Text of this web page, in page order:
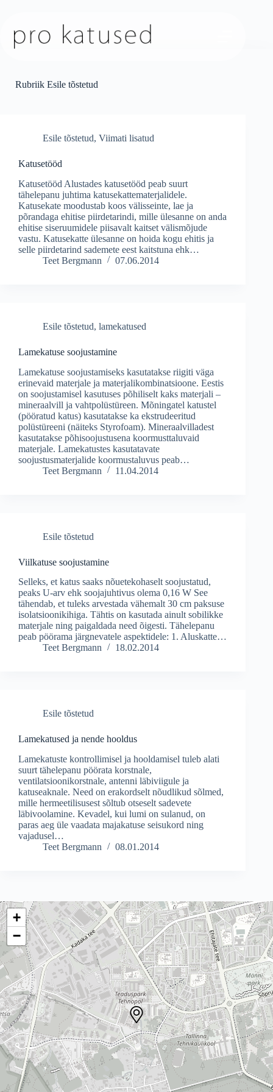
Rubriik Esile tõstetud
Esile tõstetud, Viimati lisatud
Katusetööd
Katusetööd Alustades katusetööd peab suurt
tähelepanu juhtima katusekattematerjalidele.
Katusekate moodustab koos välisseinte, lae ja
põrandaga ehitise piirdetarindi, mille ülesanne on anda
ehitise siseruumidele piisavalt kaitset välismõjude
vastu. Katusekatte ülesanne on hoida kogu ehitis ja
selle piirdetarind sademete eest kaitstuna ehk…
Teet Bergmann
07.06.2014
Esile tõstetud, lamekatused
Lamekatuse soojustamine
Lamekatuse soojustamiseks kasutatakse riigiti väga
erinevaid materjale ja materjalikombinatsioone. Eestis
on soojustamisel kasutuses põhiliselt kaks materjali –
mineraalvill ja vahtpolüstüreen. Mõningatel katustel
(pööratud katus) kasutatakse ka ekstrudeeritud
polüstüreeni (näiteks Styrofoam). Mineraalvilladest
kasutatakse põhisoojustusena koormusttaluvaid
materjale. Lamekatustes kasutatavate
soojustusmaterjalide koormustaluvus peab…
Teet Bergmann
11.04.2014
Esile tõstetud
Viilkatuse soojustamine
Selleks, et katus saaks nõuetekohaselt soojustatud,
peaks U-arv ehk soojajuhtivus olema 0,16 W See
tähendab, et tuleks arvestada vähemalt 30 cm paksuse
isolatsioonikihiga. Tähtis on kasutada ainult sobilikke
materjale ning paigaldada need õigesti. Tähelepanu
peab pöörama järgnevatele aspektidele: 1. Aluskatte…
Teet Bergmann
18.02.2014
Esile tõstetud
Lamekatused ja nende hooldus
Lamekatuste kontrollimisel ja hooldamisel tuleb alati
suurt tähelepanu pöörata korstnale,
ventilatsioonikorstnale, antenni läbiviigule ja
katuseaknale. Need on erakordselt nõudlikud sõlmed,
mille hermeetilisusest sõltub otseselt sadevete
läbivoolamine. Kevadel, kui lumi on sulanud, on
paras aeg üle vaadata majakatuse seisukord ning
vajadusel…
Teet Bergmann
08.01.2014
+
−